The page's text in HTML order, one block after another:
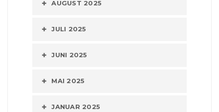
AUGUST 2025
JULI 2025
JUNI 2025
MAI 2025
JANUAR 2025